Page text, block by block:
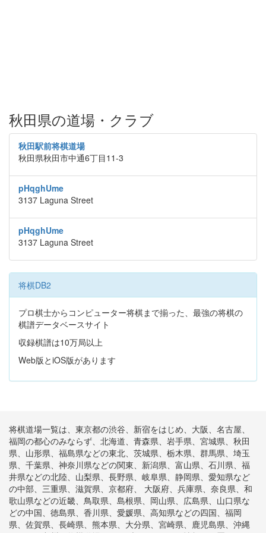
秋田県の道場・クラブ
秋田駅前将棋道場
秋田県秋田市中通6丁目11-3
pHqghUme
3137 Laguna Street
pHqghUme
3137 Laguna Street
将棋DB2
プロ棋士からコンピューター将棋まで揃った、最強の将棋の
棋譜データベースサイト
収録棋譜は10万局以上
Web版とiOS版があります
将棋道場一覧は、東京都の渋谷、新宿をはじめ、大阪、名古屋、
福岡の都心のみならず、北海道、青森県、岩手県、宮城県、秋田
県、山形県、福島県などの東北、茨城県、栃木県、群馬県、埼玉
県、千葉県、神奈川県などの関東、新潟県、富山県、石川県、福
井県などの北陸、山梨県、長野県、岐阜県、静岡県、愛知県など
の中部、三重県、滋賀県、京都府、 大阪府、兵庫県、奈良県、和
歌山県などの近畿、鳥取県、島根県、岡山県、広島県、山口県な
どの中国、徳島県、香川県、愛媛県、高知県などの四国、福岡
県、佐賀県、長崎県、熊本県、大分県、宮崎県、鹿児島県、沖縄